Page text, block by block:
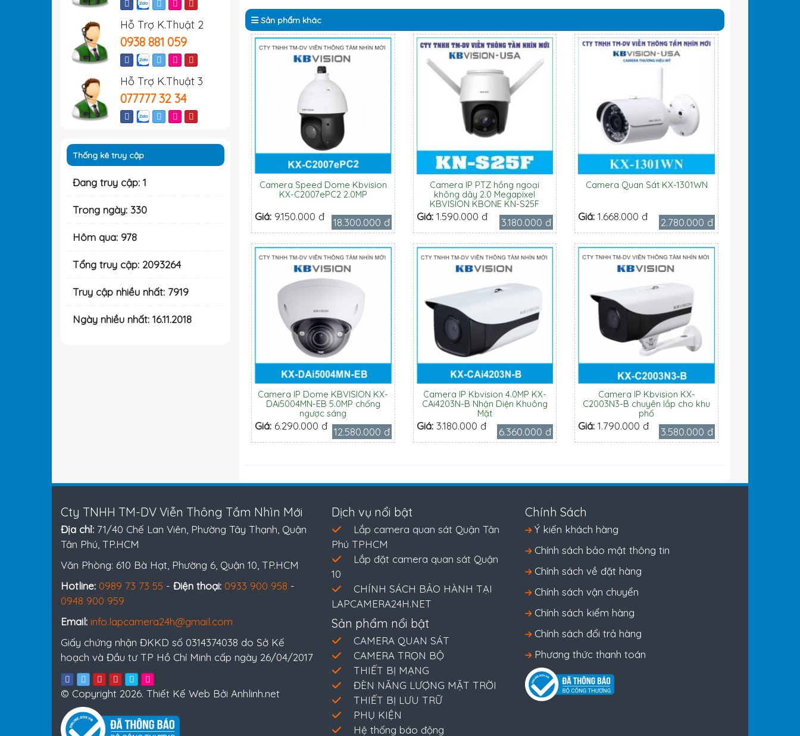
Sản phẩm khác
Camera Speed Dome Kbvision
KX-C2007ePC2 2.0MP
Giá: 9.150.000 đ 18.300.000 đ
Camera IP PTZ hồng ngoại
không dây 2.0 Megapixel
KBVISION KBONE KN-S25F
Giá: 1.590.000 đ 3.180.000 đ
Camera Quan Sát KX-1301WN
Giá:1.668.000 đ 2.780.000 đ
Camera IP Dome KBVISION KX-
DAi5004MN-EB 5.0MP chống
ngược sáng
Giá: 6.290.000 đ 12.580.000 đ
Camera IP Kbvision 4.0MP KX-
CAi4203N-B Nhận Diện Khuông
Mặt
Giá: 3.180.000 đ 6.360.000 đ
Camera IP Kbvision KX-
C2003N3-B chuyên lắp cho khu
phố
Giá:1.790.000 đ 3.580.000 đ
Hỗ Trợ K.Thuật 2
0938 881 059
Hỗ Trợ K.Thuật 3
077777 32 34
Thống kê truy cập
Đang truy cập: 1
Trong ngày: 330
Hôm qua: 978
Tổng truy cập: 2093264
Truy cập nhiều nhất: 7919
Ngày nhiều nhất: 16.11.2018
Cty TNHH TM-DV Viễn Thông Tầm Nhìn Mới
Địa chỉ: 71/40 Chế Lan Viên, Phường Tây Thạnh, Quận
Tân Phú, TP.HCM
Văn Phòng: 610 Bà Hạt, Phường 6, Quận 10, TP.HCM
Hotline: 0989 73 73 55 - Điện thoại: 0933 900 958 -
0948 900 959
Email: info.lapcamera24h@gmail.com
Giấy chứng nhận ĐKKD số 0314374038 do Sở Kế
hoạch và Đầu tư TP Hồ Chí Minh cấp ngày 26/04/2017
© Copyright 2026. Thiết Kế Web Bởi Anhlinh.net
Dịch vụ nổi bật
Lắp camera quan sát Quận Tân
Phú TPHCM
Lắp đặt camera quan sát Quận
10
CHÍNH SÁCH BẢO HÀNH TẠI
LAPCAMERA24H.NET
Sản phẩm nổi bật
CAMERA QUAN SÁT
CAMERA TRỌN BỘ
THIẾT BỊ MẠNG
ĐÈN NĂNG LƯỢNG MẶT TRỜI
THIẾT BỊ LƯU TRỮ
PHỤ KIỆN
Hệ thống báo động
Chính Sách
Ý kiến khách hàng
Chính sách bảo mật thông tin
Chính sách về đặt hàng
Chính sách vận chuyển
Chính sách kiểm hàng
Chính sách đổi trả hàng
Phương thức thanh toán